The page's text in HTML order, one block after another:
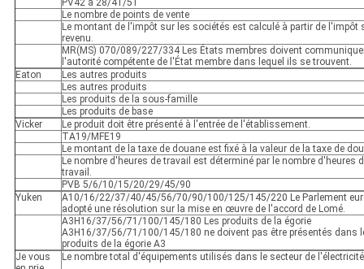
PV42 à 28/41/51
Le nombre de points de vente
Le montant de l'impôt sur les sociétés est calculé à partir de l'impôt
revenu.
MR(MS) 070/089/227/334 Les États membres doivent
l'autorité compétente de l'État membre dans lequel ils se trouvent.
Eaton
Les autres produits
Les autres produits
Les produits de la sous-famille
Les produits de base
Vicker
Le produit doit être présenté à l'entrée de l'établissement.
TA19/MFE19
Le montant de la taxe de douane est fixé à la valeur de la taxe de
Le nombre d'heures de travail est déterminé par le nombre d'heures
travail.
PVB 5/6/10/15/20/29/45/90
Yuken
A10/16/22/37/40/45/56/70/90/100/125/145/220 Le Parlement
adopté une résolution sur la mise en œuvre de l'accord de Lomé.
A3H16/37/56/71/100/145/180 Les produits de la égorie
A3H16/37/56/71/100/145/180 ne doivent pas être présentés dans
produits de la égorie A3
Je vous
Le nombre total d'équipements utilisés dans le secteur de l'électricité